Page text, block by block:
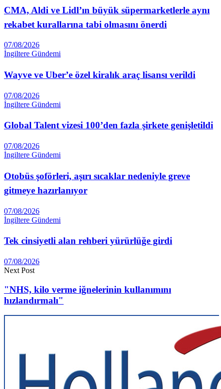
CMA, Aldi ve Lidl’ın büyük süpermarketlerle aynı
rekabet kurallarına tabi olmasını önerdi
07/08/2026
İngiltere Gündemi
Wayve ve Uber’e özel kiralık araç lisansı verildi
07/08/2026
İngiltere Gündemi
Global Talent vizesi 100’den fazla şirkete genişletildi
07/08/2026
İngiltere Gündemi
Otobüs şoförleri, aşırı sıcaklar nedeniyle greve
gitmeye hazırlanıyor
07/08/2026
İngiltere Gündemi
Tek cinsiyetli alan rehberi yürürlüğe girdi
07/08/2026
Next Post
"NHS, kilo verme iğnelerinin kullanımını
hızlandırmalı"